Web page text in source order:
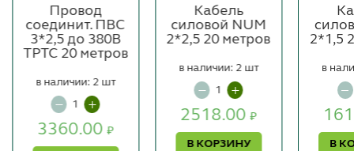
Провод
соединит. ПВС
3*2,5 до 380В
ТРТС 20 метров
3360.00₽
в наличии: 2 шт
Кабель
силовой NUM
2*2,5 20 метров
2518.00₽
В КОРЗИНУ
в наличии: 2 шт
2*1,5
В
в